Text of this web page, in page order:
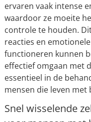
ervaren vaak intense
waardoor ze moeite
controle te houden.
reacties en
functioneren kunnen
effectief omgaan met
essentieel in de
mensen die leven met
Snel wisselende